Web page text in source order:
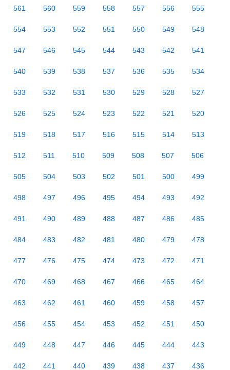
561 560 559 558 557 556 555
554 553 552 551 550 549 548
547 546 545 544 543 542 541
540 539 538 537 536 535 534
533 532 531 530 529 528 527
526 525 524 523 522 521 520
519 518 517 516 515 514 513
512 511 510 509 508 507 506
505 504 503 502 501 500 499
498 497 496 495 494 493 492
491 490 489 488 487 486 485
484 483 482 481 480 479 478
477 476 475 474 473 472 471
470 469 468 467 466 465 464
463 462 461 460 459 458 457
456 455 454 453 452 451 450
449 448 447 446 445 444 443
442 441 440 439 438 437 436